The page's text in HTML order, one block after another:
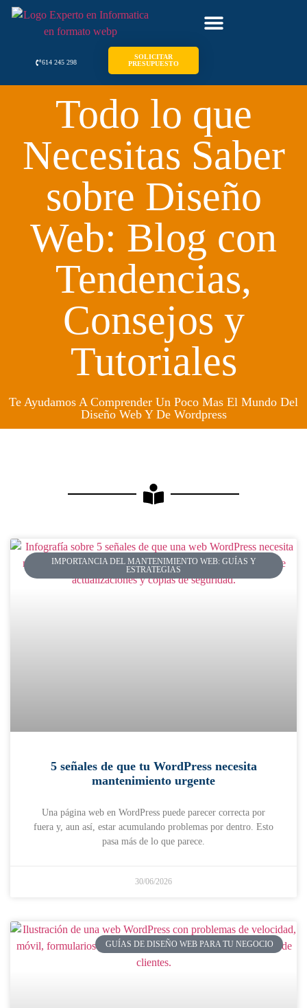
614 245 298
SOLICITAR
PRESUPUESTO
Todo lo que
Necesitas Saber
sobre Diseño
Web: Blog con
Tendencias,
Consejos y
Tutoriales
Te Ayudamos A Comprender Un Poco Mas El Mundo Del
Diseño Web Y De Wordpress
IMPORTANCIA DEL MANTENIMIENTO WEB: GUÍAS Y
ESTRATEGIAS
5 señales de que tu WordPress necesita
mantenimiento urgente
Una página web en WordPress puede parecer correcta por
fuera y, aun así, estar acumulando problemas por dentro. Esto
pasa más de lo que parece.
30/06/2026
GUÍAS DE DISEÑO WEB PARA TU NEGOCIO